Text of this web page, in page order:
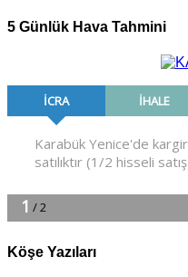
5 Günlük Hava Tahmini
Köşe Yazıları